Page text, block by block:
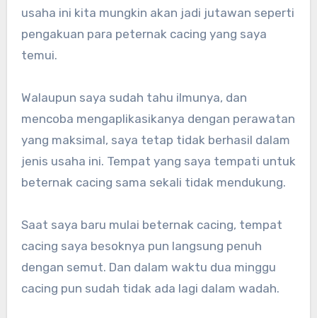
usaha ini kita mungkin akan jadi jutawan seperti
pengakuan para peternak cacing yang saya
temui.
Walaupun saya sudah tahu ilmunya, dan
mencoba mengaplikasikanya dengan perawatan
yang maksimal, saya tetap tidak berhasil dalam
jenis usaha ini. Tempat yang saya tempati untuk
beternak cacing sama sekali tidak mendukung.
Saat saya baru mulai beternak cacing, tempat
cacing saya besoknya pun langsung penuh
dengan semut. Dan dalam waktu dua minggu
cacing pun sudah tidak ada lagi dalam wadah.